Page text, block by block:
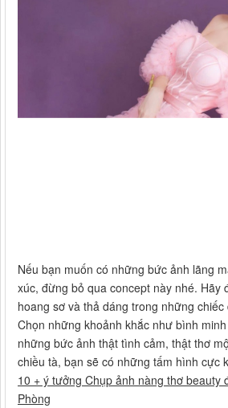
Nếu bạn muốn có những bức ảnh lãng
xúc, đừng bỏ qua concept này nhé. Hãy
hoang sơ và thả dáng trong những
Chọn những khoảnh khắc như bình
những bức ảnh thật tình cảm, thật thơ
chiều tà, bạn sẽ có những tấm hình cực
10 + ý tưởng Chụp ảnh nàng thơ beauty
Phòng